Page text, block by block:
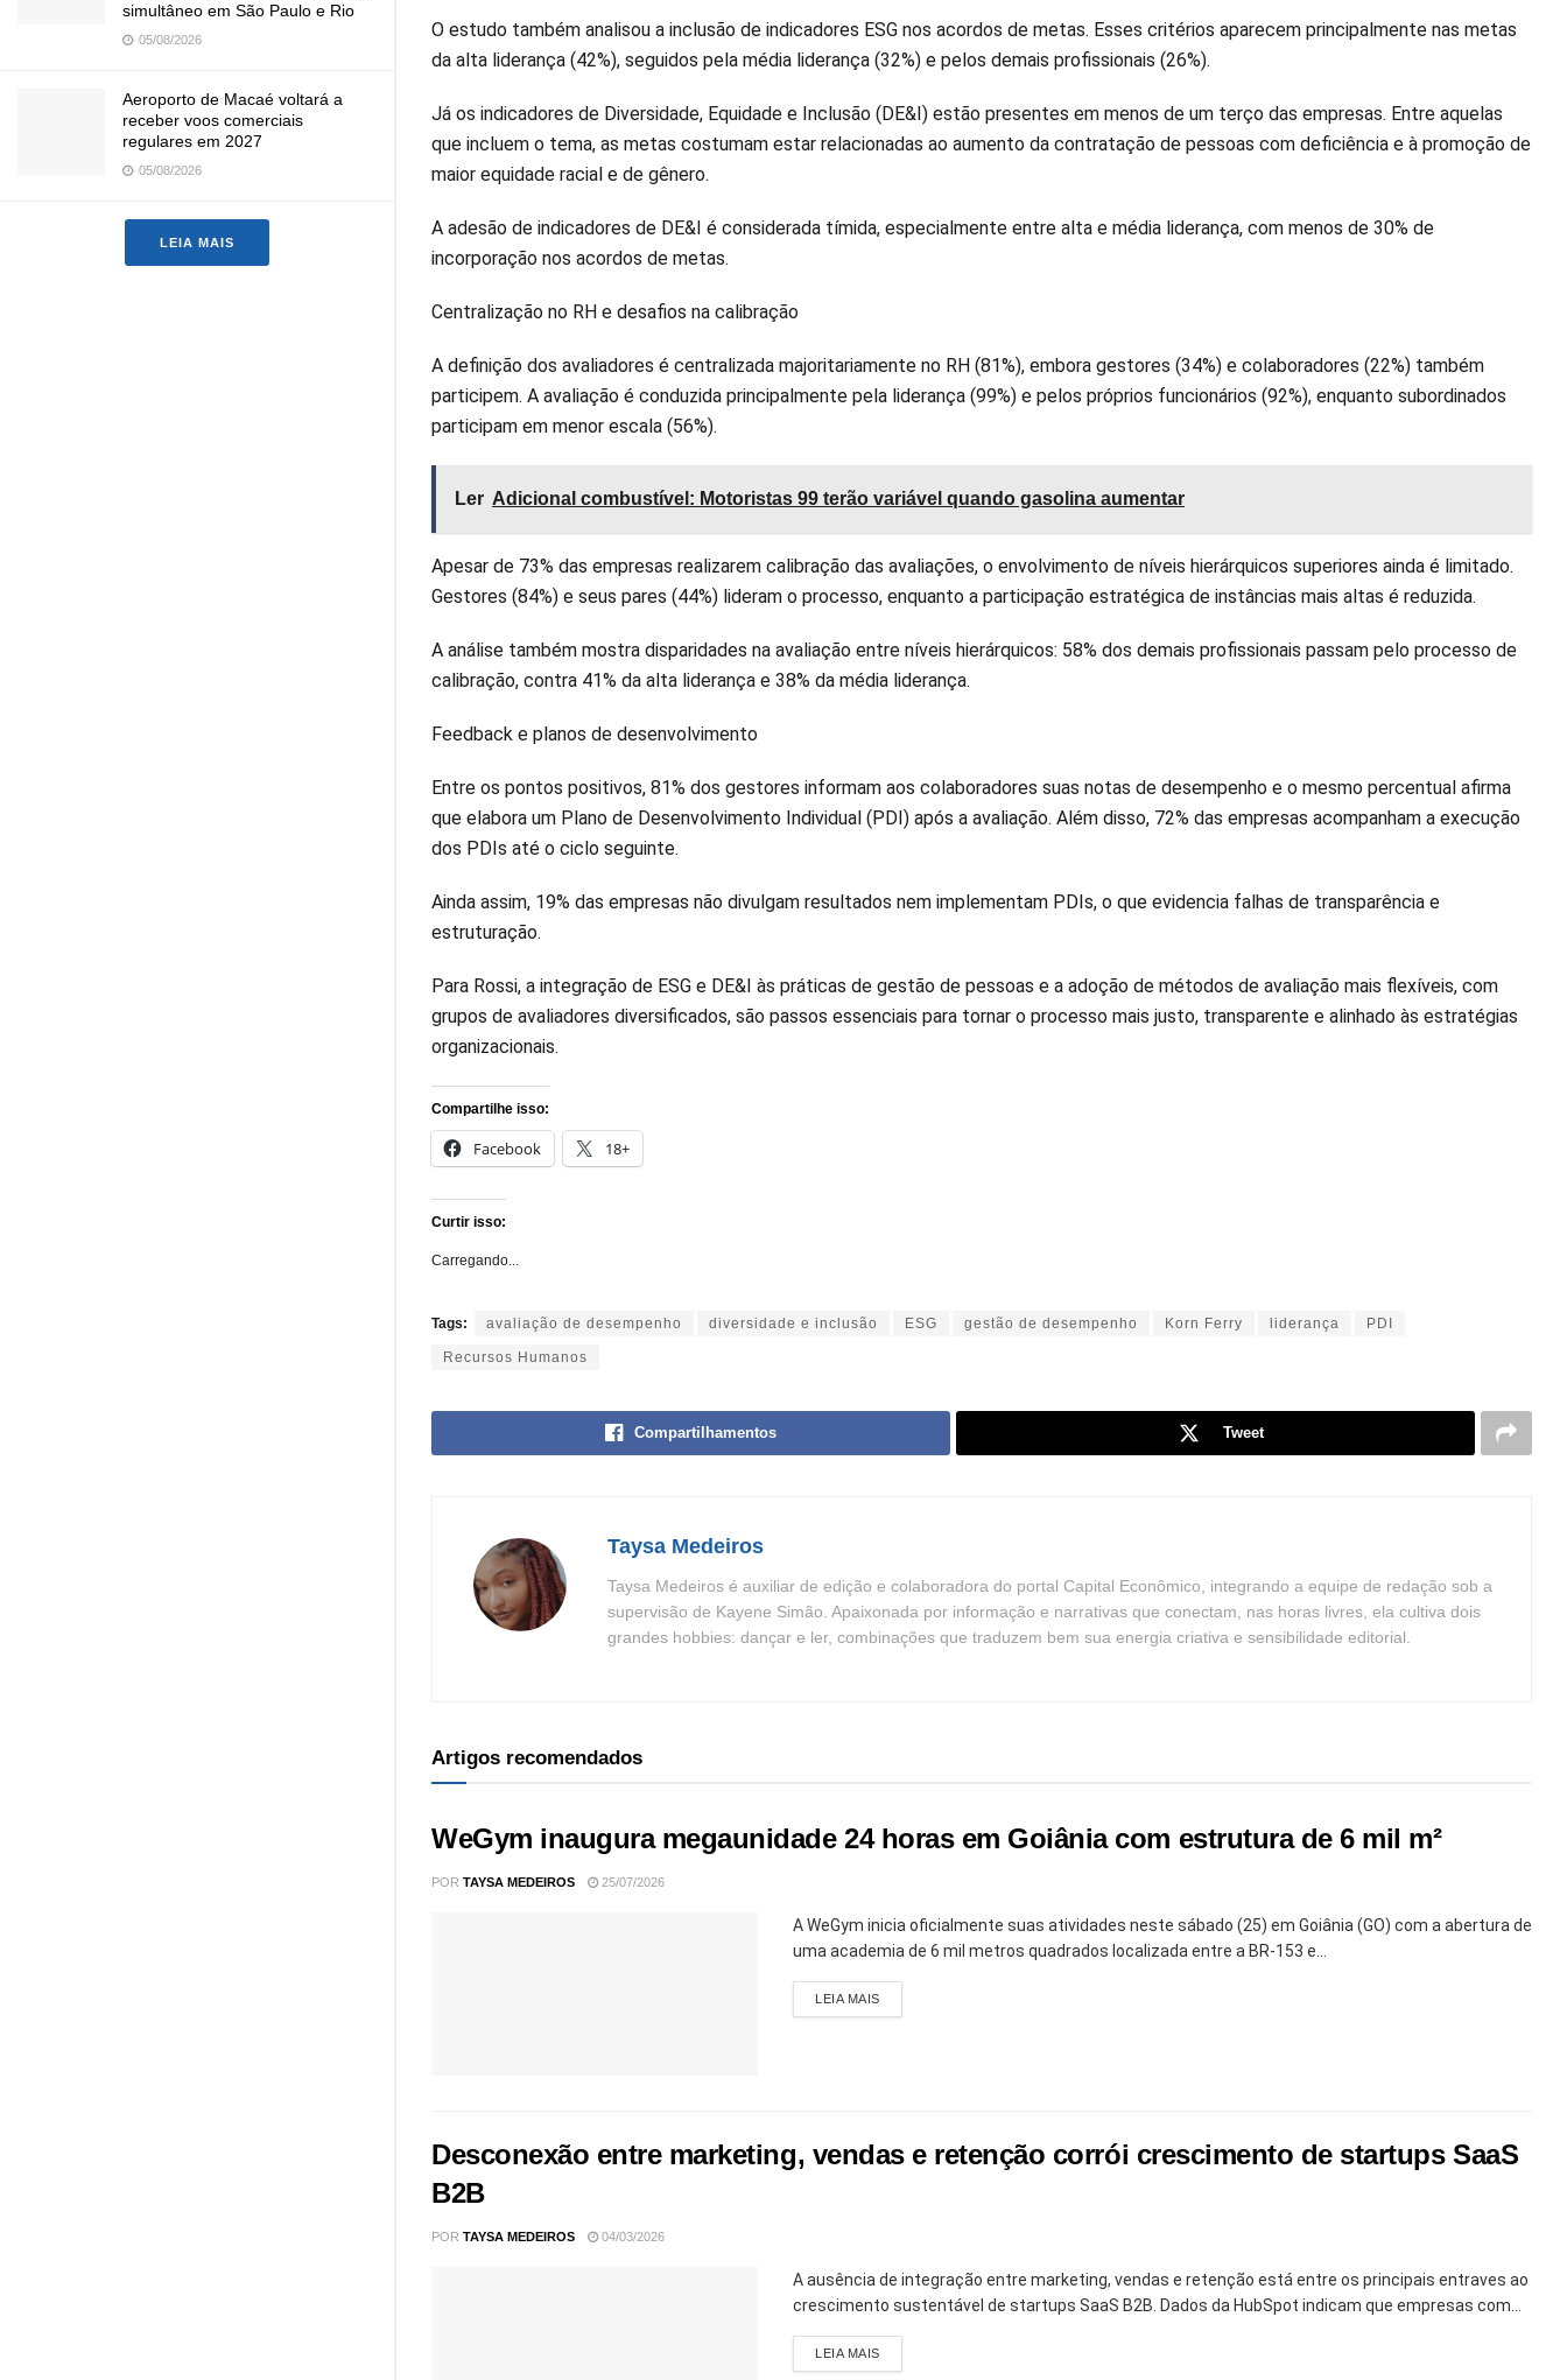
simultâneo em São Paulo e Rio
05/08/2026
Aeroporto de Macaé voltará a
receber voos comerciais
regulares em 2027
05/08/2026
LEIA MAIS
O estudo também analisou a inclusão de indicadores ESG nos acordos de metas. Esses critérios aparecem principalmente nas metas
da alta liderança (42%), seguidos pela média liderança (32%) e pelos demais profissionais (26%).
Já os indicadores de Diversidade, Equidade e Inclusão (DE&I) estão presentes em menos de um terço das empresas. Entre aquelas
que incluem o tema, as metas costumam estar relacionadas ao aumento da contratação de pessoas com deficiência e à promoção de
maior equidade racial e de gênero.
A adesão de indicadores de DE&I é considerada tímida, especialmente entre alta e média liderança, com menos de 30% de
incorporação nos acordos de metas.
Centralização no RH e desafios na calibração
A definição dos avaliadores é centralizada majoritariamente no RH (81%), embora gestores (34%) e colaboradores (22%) também
participem. A avaliação é conduzida principalmente pela liderança (99%) e pelos próprios funcionários (92%), enquanto subordinados
participam em menor escala (56%).
Ler Adicional combustível: Motoristas 99 terão variável quando gasolina aumentar
Apesar de 73% das empresas realizarem calibração das avaliações, o envolvimento de níveis hierárquicos superiores ainda é limitado.
Gestores (84%) e seus pares (44%) lideram o processo, enquanto a participação estratégica de instâncias mais altas é reduzida.
A análise também mostra disparidades na avaliação entre níveis hierárquicos: 58% dos demais profissionais passam pelo processo de
calibração, contra 41% da alta liderança e 38% da média liderança.
Feedback e planos de desenvolvimento
Entre os pontos positivos, 81% dos gestores informam aos colaboradores suas notas de desempenho e o mesmo percentual afirma
que elabora um Plano de Desenvolvimento Individual (PDI) após a avaliação. Além disso, 72% das empresas acompanham a execução
dos PDIs até o ciclo seguinte.
Ainda assim, 19% das empresas não divulgam resultados nem implementam PDIs, o que evidencia falhas de transparência e
estruturação.
Para Rossi, a integração de ESG e DE&I às práticas de gestão de pessoas e a adoção de métodos de avaliação mais flexíveis, com
grupos de avaliadores diversificados, são passos essenciais para tornar o processo mais justo, transparente e alinhado às estratégias
organizacionais.
Compartilhe isso:
Facebook 18+
Curtir isso:
Carregando...
Tags: avaliação de desempenho diversidade e inclusão ESG gestão de desempenho Korn Ferry liderança PDI
Recursos Humanos
Compartilhamentos Tweet
Taysa Medeiros
Taysa Medeiros é auxiliar de edição e colaboradora do portal Capital Econômico, integrando a equipe de redação sob a
supervisão de Kayene Simão. Apaixonada por informação e narrativas que conectam, nas horas livres, ela cultiva dois
grandes hobbies: dançar e ler, combinações que traduzem bem sua energia criativa e sensibilidade editorial.
Artigos recomendados
WeGym inaugura megaunidade 24 horas em Goiânia com estrutura de 6 mil m²
POR TAYSA MEDEIROS 25/07/2026
A WeGym inicia oficialmente suas atividades neste sábado (25) em Goiânia (GO) com a abertura de
uma academia de 6 mil metros quadrados localizada entre a BR-153 e...
LEIA MAIS
Desconexão entre marketing, vendas e retenção corrói crescimento de startups SaaS
B2B
POR TAYSA MEDEIROS 04/03/2026
A ausência de integração entre marketing, vendas e retenção está entre os principais entraves ao
crescimento sustentável de startups SaaS B2B. Dados da HubSpot indicam que empresas com...
LEIA MAIS